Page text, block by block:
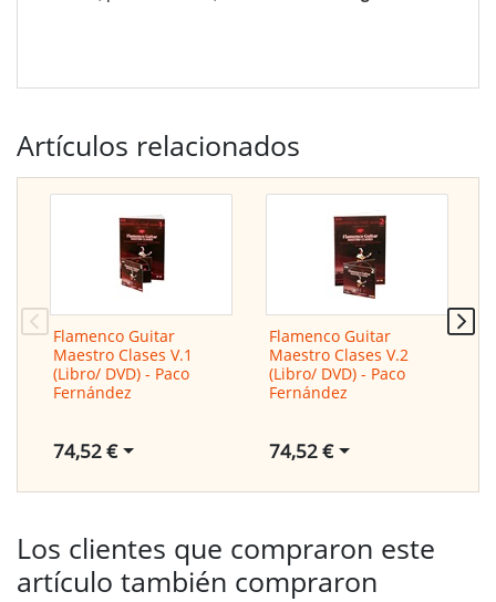
Artículos relacionados
Flamenco Guitar
Maestro Clases V.1
(Libro/ DVD) - Paco
Fernández
74,52 €
Flamenco Guitar
Maestro Clases V.2
(Libro/ DVD) - Paco
Fernández
74,52 €
Los clientes que compraron este
artículo también compraron